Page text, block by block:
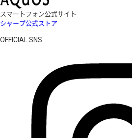
スマートフォン公式サイト
シャープ公式ストア
OFFICIAL SNS